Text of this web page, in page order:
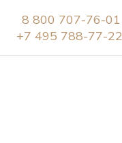
8 800 707-76-01
+7 495 788-77-22